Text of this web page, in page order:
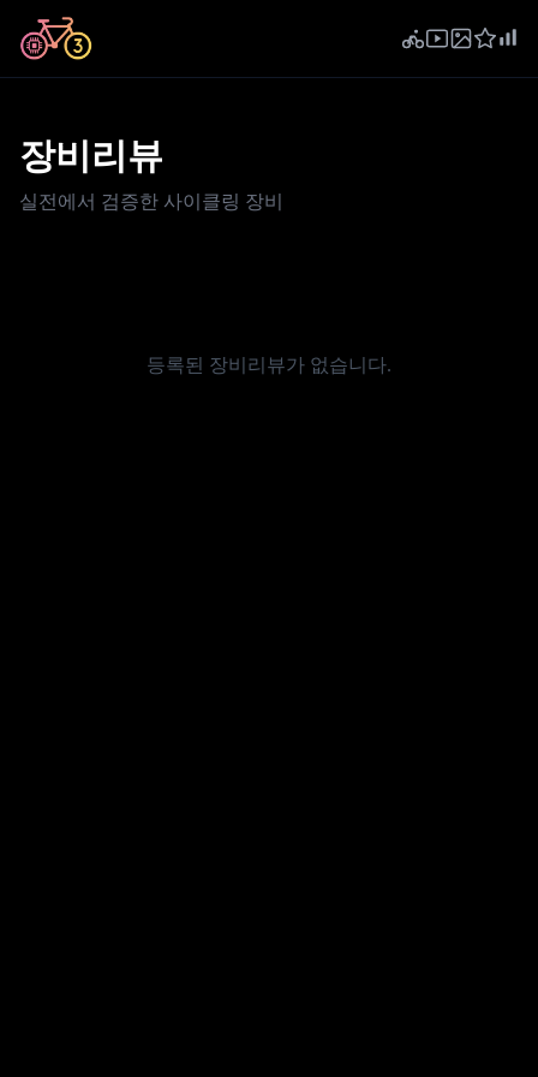
장비리뷰
실전에서 검증한 사이클링 장비
등록된 장비리뷰가 없습니다.